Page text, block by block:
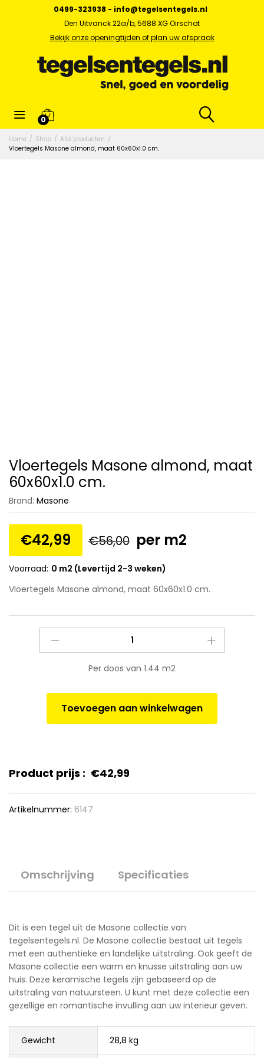
0499-323938 - info@tegelsentegels.nl
Den Uitvanck 22a/b, 5688 XG Oirschot
Bekijk onze openingtijden of plan uw afspraak
0
Home / Shop / Alle producten /
Vloertegels Masone almond, maat 60x60x1.0 cm.
Vloertegels Masone almond, maat
60x60x1.0 cm.
Brand: Masone
€42,99 €56,00 per m2
Voorraad: 0 m2 (Levertijd 2-3 weken)
Vloertegels Masone almond, maat 60x60x1.0 cm.
quantity
Per doos van 1.44 m2
Toevoegen aan winkelwagen
Product prijs : €42,99
Artikelnummer: 6147
Omschrijving Specificaties
Dit is een tegel uit de Masone collectie van
tegelsentegels.nl. De Masone collectie bestaat uit tegels
met een authentieke en landelijke uitstraling. Ook geeft de
Masone collectie een warm en knusse uitstraling aan uw
huis. Deze keramische tegels zijn gebaseerd op de
uitstraling van natuursteen. U kunt met deze collectie een
gezellige en romantische invulling aan uw interieur geven.
Gewicht 28,8 kg